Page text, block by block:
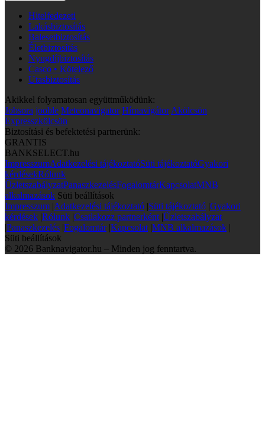
Hitelfedezeti
Lakásbiztosítás
Balesetbiztosítás
Életbiztosítás
Nyugdíjbiztosítás
Casco • Kötelező
Utasbiztosítás
Akikkel folyamatosan együttműködünk:
Jobsora jooble Meteonavigator Hírnavigátor Akölcsön
Expresszkölcsön
Biztosítási és befektetési partnerünk:
GRANTIS
BANKSELECT.hu
ImpresszumAdatkezelési tájékoztatóSüti tájékoztatóGyakori
kérdésekRólunk
ÜzletszabályzatPanaszkezelésFogalomtárKapcsolatMNB
alkalmazások Süti beállítások
Impresszum |Adatkezelési tájékoztató |Süti tájékoztató |Gyakori
kérdések |Rólunk |Csatlakozz partnerként |Üzletszabályzat
|Panaszkezelés |Fogalomtár |Kapcsolat |MNB alkalmazások |
Süti beállítások
© 2026 Banknavigator.hu – Minden jog fenntartva.